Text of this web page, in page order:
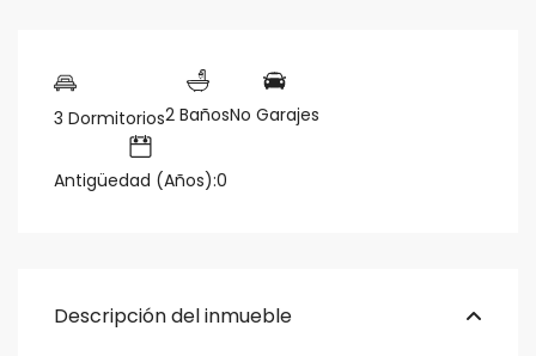
3 Dormitorios2 BañosNo Garajes
Antigüedad (Años):0
Descripción del inmueble